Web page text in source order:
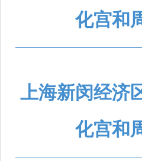
化宫和
上海新闵经济
化宫和